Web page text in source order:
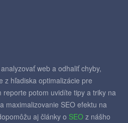
web a odhaliť chyby,
z hľadiska optimalizácie pre
reporte potom uvidíte tipy a triky na
maximalizovanie SEO efektu na
aj články o SEO z nášho